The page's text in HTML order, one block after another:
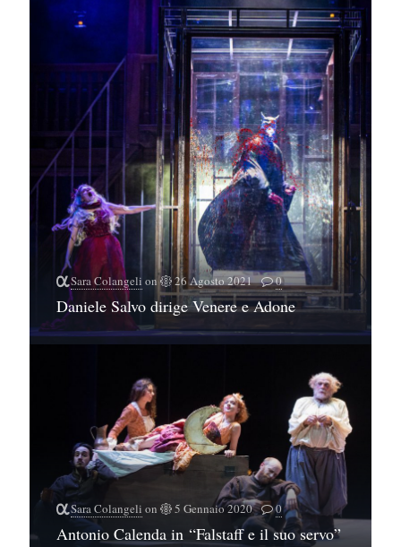
Sara Colangeli on 26 Agosto 2021 0
Daniele Salvo dirige Venere e Adone
Sara Colangeli on 5 Gennaio 2020 0
Antonio Calenda in “Falstaff e il suo servo”